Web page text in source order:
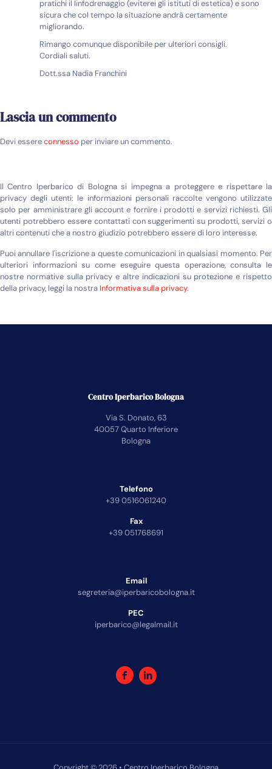
pratichi il linfodrenaggio (eviterei gli istituti di estetica) e sono
sicura che col tempo la situazione andrà certamente
migliorando.
Rimango comunque disponibile per ulteriori consigli.
Cordiali saluti.
Dott.ssa Nadia Franchini
Lascia un commento
Devi essereconnesso per inviare un commento.
Il Centro Iperbarico di Bologna si impegna a proteggere e rispettare la
privacy degli utenti: le informazioni personali raccolte vengono utilizzate
solo per amministrare gli account e fornire i prodotti e servizi richiesti. Gli
utenti potrebbero essere contattati con suggerimenti su prodotti, servizi o
altri contenuti che a nostro giudizio potrebbero essere di loro interesse.
Puoi annullare l'iscrizione a queste comunicazioni in qualsiasi momento. Per
ulteriori informazioni su come eseguire questa operazione, consulta le
nostre normative sulla privacy e altre indicazioni su protezione e rispetto
della privacy, leggi la nostra Informativa sulla privacy.
Centro Iperbarico Bologna
Via S. Donato, 63
40057 Quarto Inferiore
Bologna
Telefono
+39 0516061240
Fax
+39 051768691
Email
segreteria@iperbaricobologna.it
PEC
iperbarico@legalmail.it